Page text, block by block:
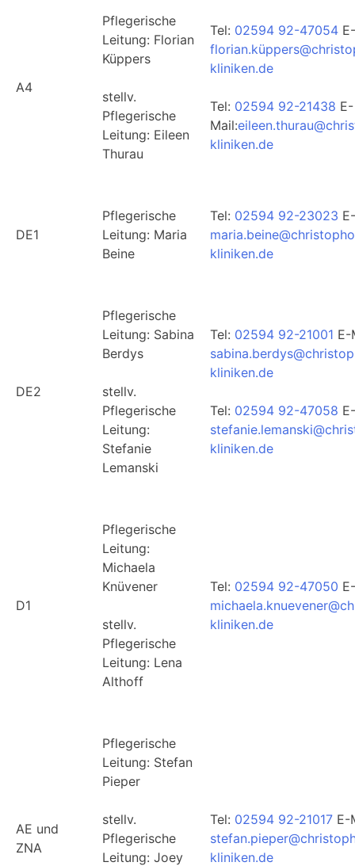
A4
Pflegerische
Leitung: Florian
Küppers
stellv.
Pflegerische
Leitung: Eileen
Thurau
Tel: 02594 92-47054
kliniken.de
Tel: 02594 92-21438 E-
Mail:
kliniken.de
DE1
Pflegerische
Leitung: Maria
Beine
Tel: 02594 92-23023
kliniken.de
DE2
Pflegerische
Leitung: Sabina
Berdys
stellv.
Pflegerische
Leitung:
Stefanie
Lemanski
Tel: 02594 92-21001 E-
kliniken.de
Tel: 02594 92-47058
kliniken.de
D1
Pflegerische
Leitung:
Michaela
Knüvener
stellv.
Pflegerische
Leitung: Lena
Althoff
Tel: 02594 92-47050
kliniken.de
AE und
ZNA
Pflegerische
Leitung: Stefan
Pieper
stellv.
Pflegerische
Leitung: Joey
Tel: 02594 92-21017 E-
kliniken.de